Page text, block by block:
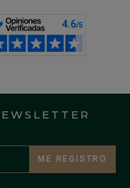
ME REGISTRO